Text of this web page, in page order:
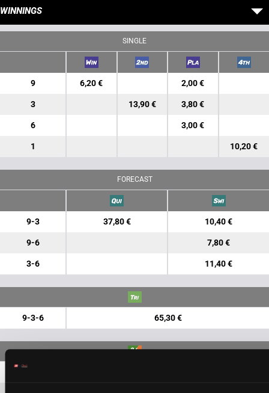
WINNINGS
SINGLE
9 6,20 € 2,00 €
3 13,90 € 3,80 €
6 3,00 €
1 10,20 €
FORECAST
9-3 37,80 € 10,40 €
9-6 7,80 €
3-6 11,40 €
9-3-6 65,30 €